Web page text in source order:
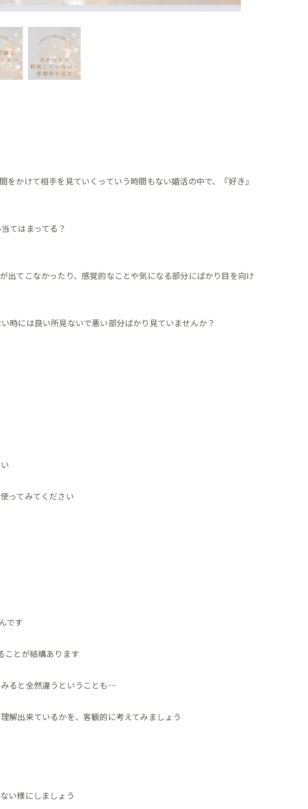
かけて相手を見ていくっていう時間もない婚活の中で、『好き』
てはまってる？
出てこなかったり、感覚的なことや気になる部分にばかり目を向け
時には良い所見ないで悪い部分ばかり見ていませんか？
ってみてください
です
ことが結構あります
ると全然違うということも…
解出来ているかを、客観的に考えてみましょう
い様にしましょう